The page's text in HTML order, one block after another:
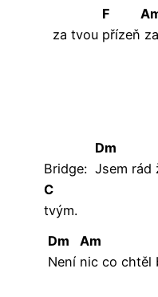
za tvou
F
přízeň za
Bridge:
Dm
Jsem rád
C
tvým.
Dm
Není
Am
nic co chtěl